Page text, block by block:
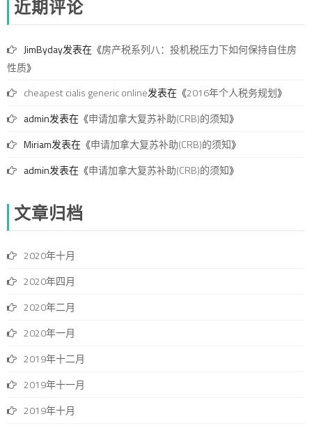
近期评论
JimByday发表在《房产税系列八：投机税压力下如何保持自住房
性质》
cheapest cialis generic online发表在《2016年个人税务规划》
admin发表在《申请加拿大复苏补助(CRB)的须知》
Miriam发表在《申请加拿大复苏补助(CRB)的须知》
admin发表在《申请加拿大复苏补助(CRB)的须知》
文章归档
2020年十月
2020年四月
2020年二月
2020年一月
2019年十二月
2019年十一月
2019年十月